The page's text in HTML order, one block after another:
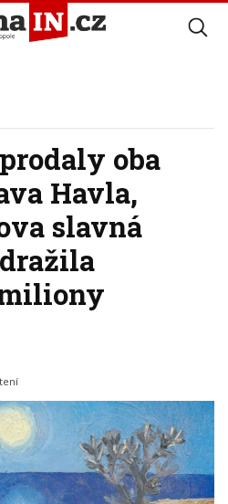
oba
Havla,
slavná